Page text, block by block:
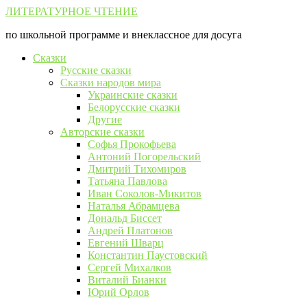
Перейти
контенту
ЛИТЕРАТУРНОЕ ЧТЕНИЕ
по школьной программе и внеклассное для досуга
Сказки
Русские сказки
Сказки народов мира
Украинские сказки
Белорусские сказки
Другие
Авторские сказки
Софья Прокофьева
Антоний Погорельский
Дмитрий Тихомиров
Татьяна Павлова
Иван Соколов-Микитов
Наталья Абрамцева
Дональд Биссет
Андрей Платонов
Евгений Шварц
Константин Паустовский
Сергей Михалков
Виталий Бианки
Юрий Орлов